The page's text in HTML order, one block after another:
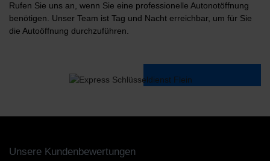
Rufen Sie uns an, wenn Sie eine professionelle Autonotöffnung
benötigen. Unser Team ist Tag und Nacht erreichbar, um für Sie
die Autoöffnung durchzuführen.
Unsere Kundenbewertungen